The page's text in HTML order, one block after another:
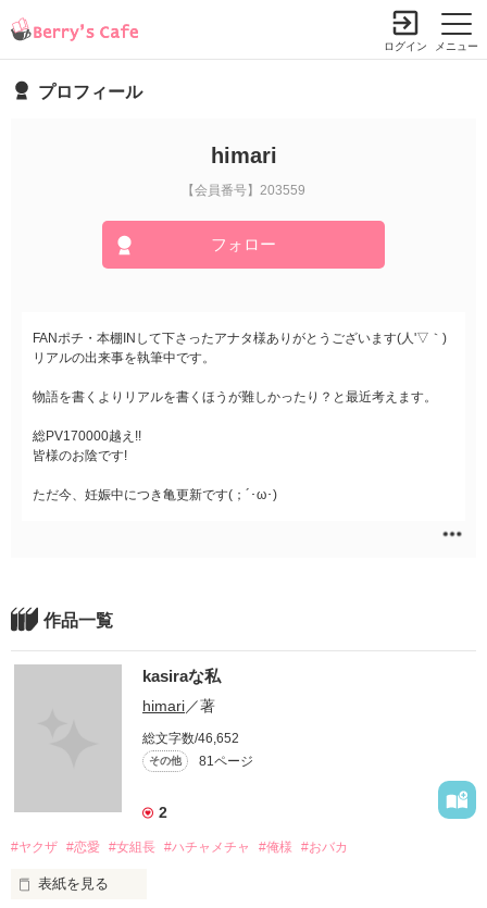
メニュー
ログイン
プロフィール
himari
【会員番号】203559
フォロー
FANポチ・本棚INして下さったアナタ様ありがとうございます(人'▽｀)
リアルの出来事を執筆中です。
物語を書くよりリアルを書くほうが難しかったり？と最近考えます。
総PV170000越え!!
皆様のお陰です!
ただ今、妊娠中につき亀更新です(；´･ω･)
作品一覧
kasiraな私
himari／著
総文字数/46,652
その他 81ページ
2
#ヤクザ #恋愛 #女組長 #ハチャメチャ #俺様 #おバカ
表紙を見る